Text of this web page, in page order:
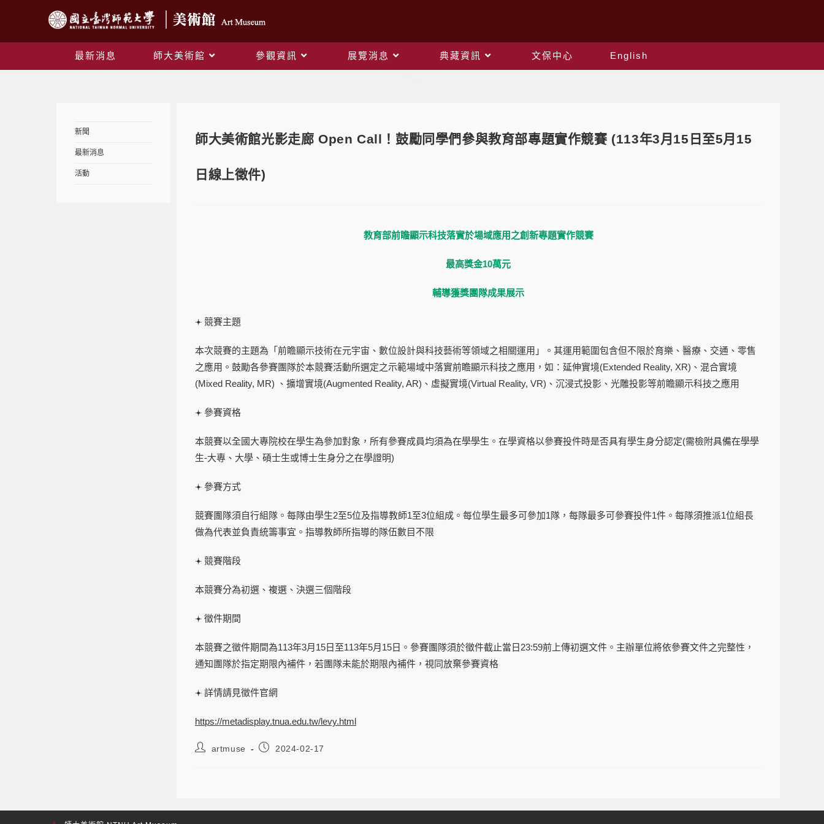
最新消息 師大美術館 參觀資訊 展覽消息 典藏資訊 文保中心 English
新聞
最新消息
活動
師大美術館光影走廊 Open Call！鼓勵同學們參與教育部專題實作競賽 (113年3月15日至5月15
日線上徵件)
教育部前瞻顯示科技落實於場域應用之創新專題實作競賽
最高獎金10萬元
輔導獲獎團隊成果展示
𖥔 競賽主題
本次競賽的主題為「前瞻顯示技術在元宇宙、數位設計與科技藝術等領域之相關運用」。其運用範圍包含但不限於育樂、醫療、交通、零售
之應用。鼓勵各參賽團隊於本競賽活動所選定之示範場域中落實前瞻顯示科技之應用，如：延伸實境(Extended Reality, XR)、混合實境
(Mixed Reality, MR) 、擴增實境(Augmented Reality, AR)、虛擬實境(Virtual Reality, VR)、沉浸式投影、光雕投影等前瞻顯示科技之應用
𖥔 參賽資格
本競賽以全國大專院校在學生為參加對象，所有參賽成員均須為在學學生。在學資格以參賽投件時是否具有學生身分認定(需檢附具備在學學
生-大專、大學、碩士生或博士生身分之在學證明)
𖥔 參賽方式
競賽團隊須自行組隊。每隊由學生2至5位及指導教師1至3位組成。每位學生最多可參加1隊，每隊最多可參賽投件1件。每隊須推派1位組長
做為代表並負責統籌事宜。指導教師所指導的隊伍數目不限
𖥔 競賽階段
本競賽分為初選、複選、決選三個階段
𖥔 徵件期間
本競賽之徵件期間為113年3月15日至113年5月15日。參賽團隊須於徵件截止當日23:59前上傳初選文件。主辦單位將依參賽文件之完整性，
通知團隊於指定期限內補件，若團隊未能於期限內補件，視同放棄參賽資格
𖥔 詳情請見徵件官網
https://metadisplay.tnua.edu.tw/levy.html
artmuse 2024-02-17